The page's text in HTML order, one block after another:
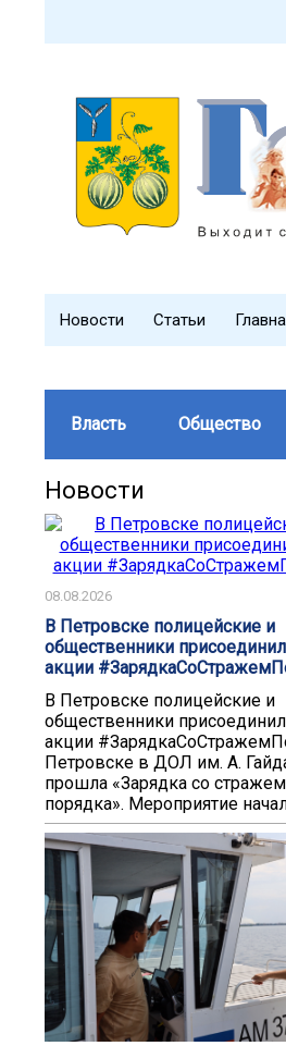
Новости Статьи
Власть Общество
Новости
08.08.2026
В Петровске полицейские и
общественники
акции
В Петровске полицейские и
общественники
акции
Петровске в ДОЛ им. А.
прошла «Зарядка со стражем
порядка». Мероприятие